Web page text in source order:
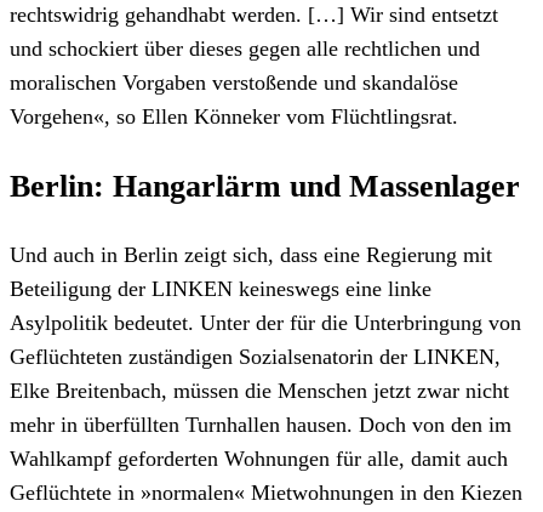
rechtswidrig gehandhabt werden. […] Wir sind entsetzt
und schockiert über dieses gegen alle rechtlichen und
moralischen Vorgaben verstoßende und skandalöse
Vorgehen«, so Ellen Könneker vom Flüchtlingsrat.
Berlin: Hangarlärm und Massenlager
Und auch in Berlin zeigt sich, dass eine Regierung mit
Beteiligung der LINKEN keineswegs eine linke
Asylpolitik bedeutet. Unter der für die Unterbringung von
Geflüchteten zuständigen Sozialsenatorin der LINKEN,
Elke Breitenbach, müssen die Menschen jetzt zwar nicht
mehr in überfüllten Turnhallen hausen. Doch von den im
Wahlkampf geforderten Wohnungen für alle, damit auch
Geflüchtete in »normalen« Mietwohnungen in den Kiezen